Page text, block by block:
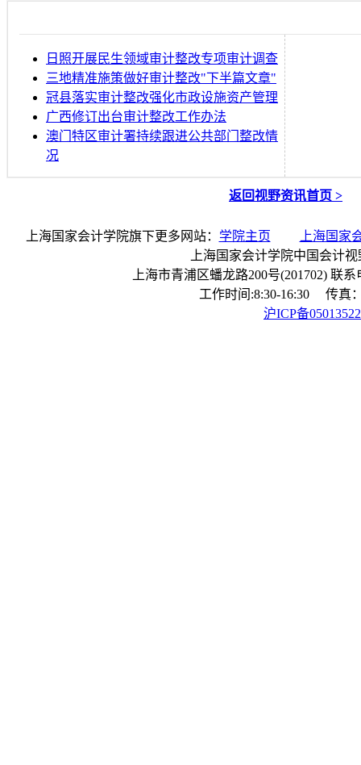
日照开展民生领域审计整改专项审计调查
三地精准施策做好审计整改"下半篇文章"
冠县落实审计整改强化市政设施资产管理
广西修订出台审计整改工作办法
澳门特区审计署持续跟进公共部门整改情
况
返回视野资讯首页 >
上海国家会计学院旗下更多网站： 学院主页
上海国家
上海国家会计学院中国会计
上海市青浦区蟠龙路200号(201702) 联系
工作时间:8:30-16:30 传真：
沪ICP备